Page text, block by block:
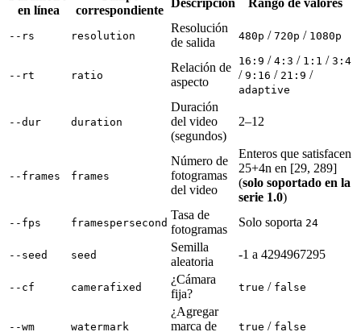
en línea
correspondiente
Descripción Rango de valores
--rs resolution
Resolución
de salida
480p / 720p / 1080p
--rt ratio
Relación de
aspecto
16:9 / 4:3 / 1:1 / 3:4
/ 9:16 / 21:9 /
adaptive
--dur duration
Duración
del video
(segundos)
2–12
--frames frames
Número de
fotogramas
del video
Enteros que satisfacen
25+4n en [29, 289]
(solo soportado en la
serie 1.0)
--fps framespersecond
Tasa de
fotogramas
Solo soporta 24
--seed seed
Semilla
aleatoria
-1 a 4294967295
--cf camerafixed
¿Cámara
fija?
true / false
--wm watermark
¿Agregar
marca de
true / false